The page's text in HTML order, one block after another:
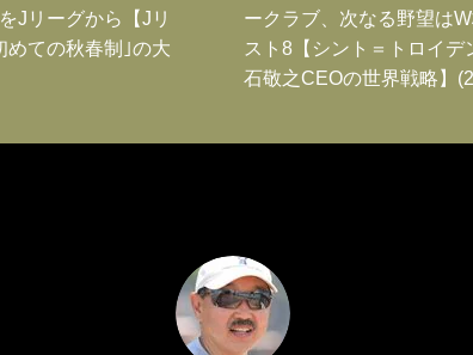
Jリーグから【Jリ
めての秋春制｣の大
ークラブ、次なる野望は
スト8【シント＝トロイデ
石敬之CEOの世界戦略】